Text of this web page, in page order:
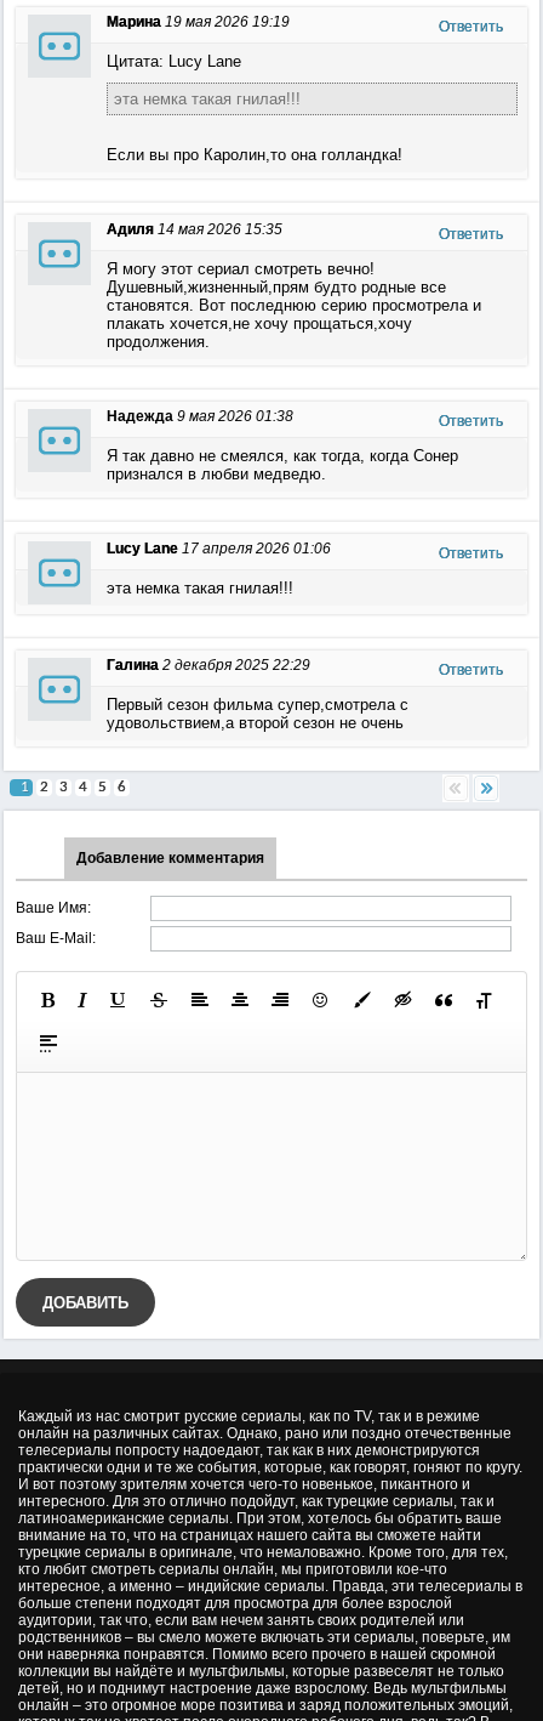
Марина 19 мая 2026 19:19 Ответить
Цитата: Lucy Lane
эта немка такая гнилая!!!
Если вы про Каролин,то она голландка!
Адиля 14 мая 2026 15:35 Ответить
Я могу этот сериал смотреть вечно!
Душевный,жизненный,прям будто родные все
становятся. Вот последнюю серию просмотрела и
плакать хочется,не хочу прощаться,хочу
продолжения.
Надежда 9 мая 2026 01:38 Ответить
Я так давно не смеялся, как тогда, когда Сонер
признался в любви медведю.
Lucy Lane 17 апреля 2026 01:06 Ответить
эта немка такая гнилая!!!
Галина 2 декабря 2025 22:29 Ответить
Первый сезон фильма супер,смотрела с
удовольствием,а второй сезон не очень
1 2 3 4 5 6
Добавление комментария
Ваше Имя:
Ваш E-Mail:
ДОБАВИТЬ
Каждый из нас смотрит русские сериалы, как по TV, так и в режиме
онлайн на различных сайтах. Однако, рано или поздно отечественные
телесериалы попросту надоедают, так как в них демонстрируются
практически одни и те же события, которые, как говорят, гоняют по кругу.
И вот поэтому зрителям хочется чего-то новенькое, пикантного и
интересного. Для это отлично подойдут, как турецкие сериалы, так и
латиноамериканские сериалы. При этом, хотелось бы обратить ваше
внимание на то, что на страницах нашего сайта вы сможете найти
турецкие сериалы в оригинале, что немаловажно. Кроме того, для тех,
кто любит смотреть сериалы онлайн, мы приготовили кое-что
интересное, а именно – индийские сериалы. Правда, эти телесериалы в
больше степени подходят для просмотра для более взрослой
аудитории, так что, если вам нечем занять своих родителей или
родственников – вы смело можете включать эти сериалы, поверьте, им
они наверняка понравятся. Помимо всего прочего в нашей скромной
коллекции вы найдёте и мультфильмы, которые развеселят не только
детей, но и поднимут настроение даже взрослому. Ведь мультфильмы
онлайн – это огромное море позитива и заряд положительных эмоций,